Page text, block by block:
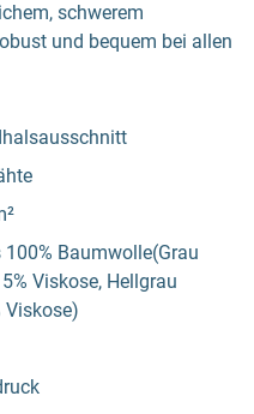
schwerem
und bequem bei allen
Baumwolle(Grau
Viskose, Hellgrau
Viskose)